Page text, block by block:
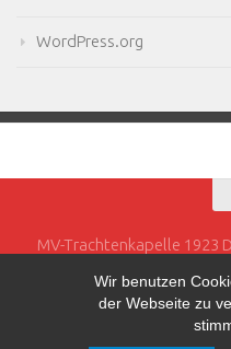
Wir benutzen
der Webseite zu
WordPress.org
MV-Trachtenkapelle 1923
Powered by -